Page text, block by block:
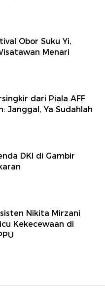
Obor Suku Yi,
Menari
dari Piala AFF
Janggal, Ya Sudahlah
DKI di Gambir
Nikita Mirzani
Kekecewaan di